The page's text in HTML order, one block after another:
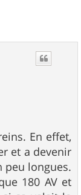
En effet,
et a devenir
peu longues.
180 AV et